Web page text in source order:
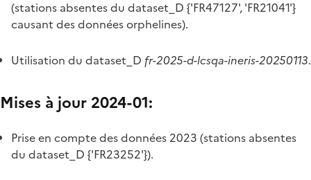
(stations absentes du dataset_D {'FR47127', 'FR21041'}
causant des données orphelines).
Utilisation du dataset_D fr-2025-d-lcsqa-ineris-20250113.
Mises à jour 2024-01:
Prise en compte des données 2023 (stations absentes
du dataset_D {'FR23252'}).